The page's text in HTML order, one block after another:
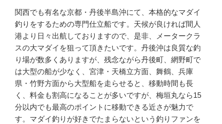
関西でも有名な京都・丹後半島沖にて、本格的なマダイ
釣りをするための専門仕立船です。天候が良ければ間人
港より日々出航しておりますので、是非、メータークラ
スの大マダイを狙って頂きたいです。丹後沖は良質な釣
り場が数多くありますが、残念ながら丹後町、網野町で
は大型の船が少なく、宮津・天橋立方面、舞鶴、兵庫
県・竹野方面から大型船を走らせると、移動時間も長
く、料金も割高になることが多いですが、梅垣丸なら15
分以内でも最高のポイントに移動できる近さが魅力で
す。マダイ釣りが好きでたまらないという釣りファンを